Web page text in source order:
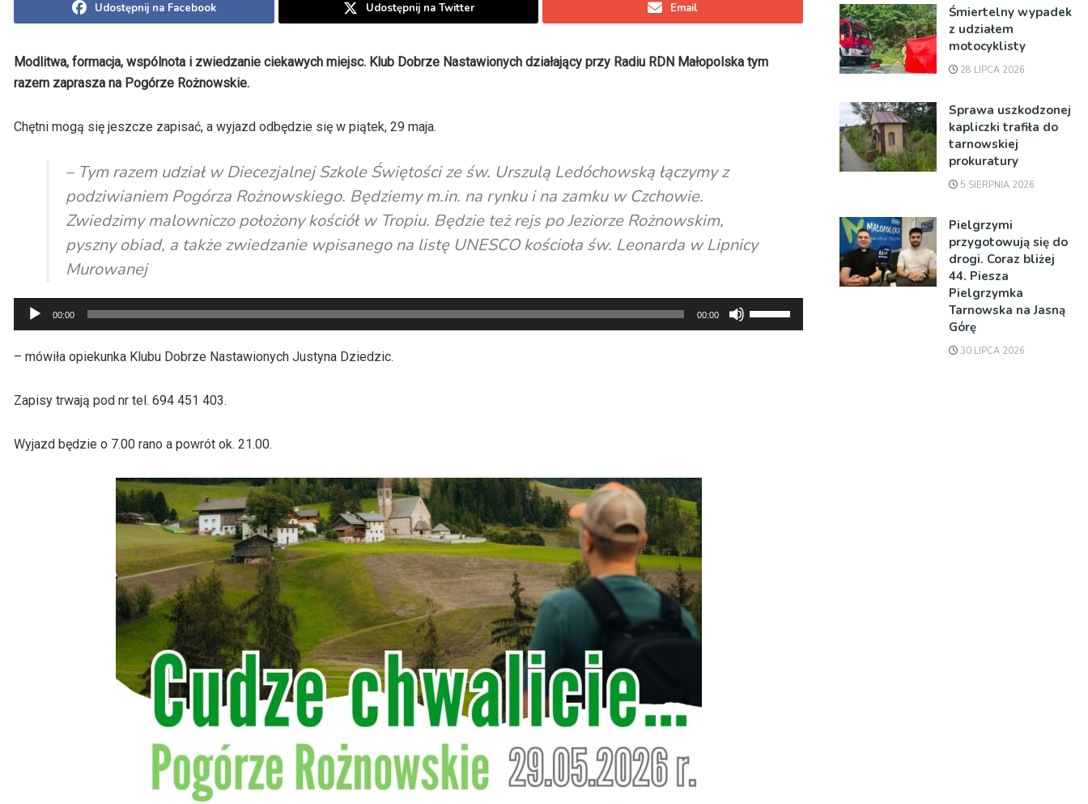
Udostępnij na Facebook Udostępnij na Twitter Email
Modlitwa, formacja, wspólnota i zwiedzanie ciekawych miejsc. Klub Dobrze Nastawionych działający przy Radiu RDN Małopolska tym
razem zaprasza na Pogórze Rożnowskie.
Chętni mogą się jeszcze zapisać, a wyjazd odbędzie się w piątek, 29 maja.
– Tym razem udział w Diecezjalnej Szkole Świętości ze św. Urszulą Ledóchowską łączymy z
podziwianiem Pogórza Rożnowskiego. Będziemy m.in. na rynku i na zamku w Czchowie.
Zwiedzimy malowniczo położony kościół w Tropiu. Będzie też rejs po Jeziorze Rożnowskim,
pyszny obiad, a także zwiedzanie wpisanego na listę UNESCO kościoła św. Leonarda w Lipnicy
Murowanej
Odtwarzacz
plików
dźwiękowych
00:00 00:00
strzałek
– mówiła opiekunka Klubu Dobrze Nastawionych Justyna Dziedzic.
Zapisy trwają pod nr tel. 694 451 403.
Wyjazd będzie o 7.00 rano a powrót ok. 21.00.
Śmiertelny wypadek
z udziałem
motocyklisty
28 LIPCA 2026
Sprawa uszkodzonej
kapliczki trafiła do
tarnowskiej
prokuratury
5 SIERPNIA 2026
Pielgrzymi
przygotowują się do
drogi. Coraz bliżej
44. Piesza
Pielgrzymka
Tarnowska na Jasną
Górę
30 LIPCA 2026